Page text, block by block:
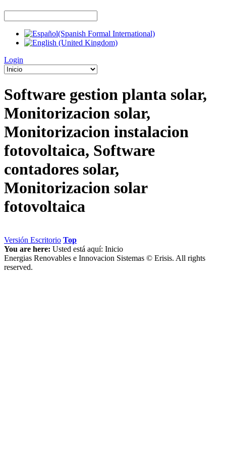
Login
Software gestion planta solar,
Monitorizacion solar,
Monitorizacion instalacion
fotovoltaica, Software
contadores solar,
Monitorizacion solar
fotovoltaica
Versión Escritorio Top
You are here: Usted está aquí: Inicio
Energias Renovables e Innovacion Sistemas © Erisis. All rights
reserved.